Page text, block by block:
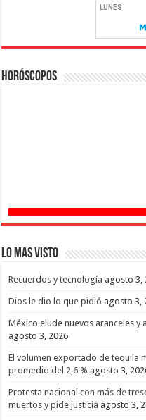
Horóscopos
Lo mas Visto
Recuerdos y tecnología agosto 3,
Dios le dio lo que pidió agosto 3,
México elude nuevos aranceles y
agosto 3, 2026
El volumen exportado de tequila
promedio del 2,6 % agosto 3,
Protesta nacional con más de
muertos y pide justicia agosto 3,